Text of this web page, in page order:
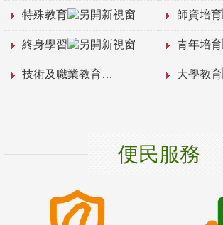
特殊教育 師資培育
終身學習 青年培育
技術及職業教育 大學教育
便民服務